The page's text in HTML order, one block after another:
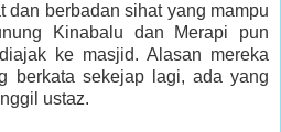
dan berbadan sihat yang mampu
Kinabalu dan Merapi pun
ke masjid. Alasan mereka
berkata sekejap lagi, ada yang
ustaz.